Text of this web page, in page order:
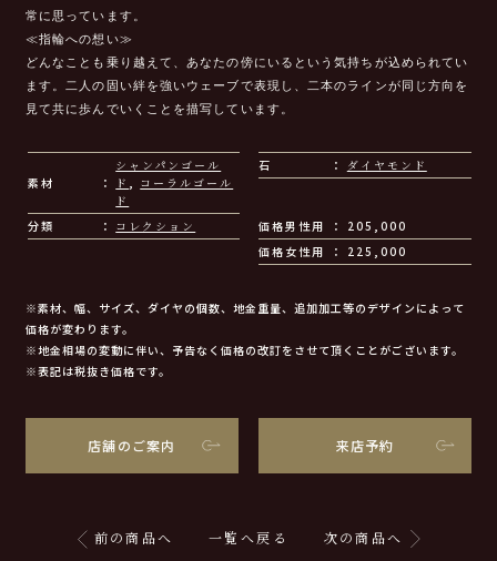
常に思っています。
≪指輪への想い≫
どんなことも乗り越えて、あなたの傍にいるという気持ちが込められてい
ます。二人の固い絆を強いウェーブで表現し、二本のラインが同じ方向を
見て共に歩んでいくことを描写しています。
素材
シャンパンゴール
ド
コーラルゴール
ド
石 ダイヤモンド
分類 コレクション 価格男性用
205,000
価格女性用
225,000
※素材、幅、サイズ、ダイヤの個数、地金重量、追加加工等のデザインによって
価格が変わります。
※地金相場の変動に伴い、予告なく価格の改訂をさせて頂くことがございます。
※表記は税抜き価格です。
店舗のご案内 来店予約
前の商品へ 一覧へ戻る 次の商品へ